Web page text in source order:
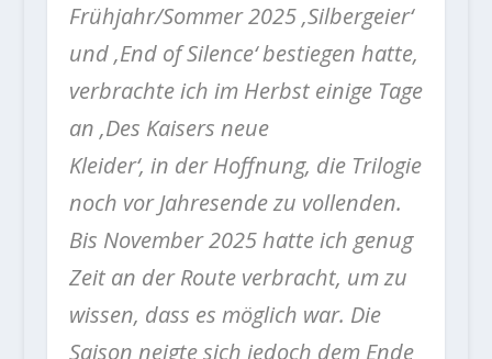
Frühjahr/Sommer 2025 ‚Silbergeier‘
und ‚End of Silence‘ bestiegen hatte,
verbrachte ich im Herbst einige Tage
an ‚Des Kaisers neue
Kleider‘, in der Hoffnung, die Trilogie
noch vor Jahresende zu vollenden.
Bis November 2025 hatte ich genug
Zeit an der Route verbracht, um zu
wissen, dass es möglich war. Die
Saison neigte sich jedoch dem Ende